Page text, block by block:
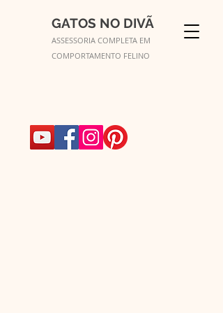
GATOS NO DIVÃ
ASSESSORIA COMPLETA EM
COMPORTAMENTO FELINO